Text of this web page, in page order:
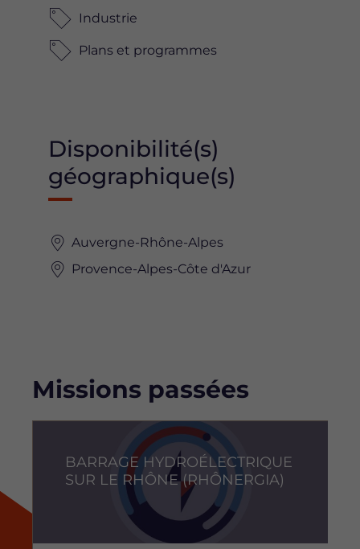
Industrie
Plans et programmes
Disponibilité(s)
géographique(s)
Auvergne-Rhône-Alpes
Provence-Alpes-Côte d'Azur
Missions passées
BARRAGE HYDROÉLECTRIQUE
SUR LE RHÔNE (RHÔNERGIA)